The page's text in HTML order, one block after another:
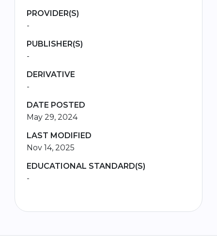
PROVIDER(S)
-
PUBLISHER(S)
-
DERIVATIVE
-
DATE POSTED
May 29, 2024
LAST MODIFIED
Nov 14, 2025
EDUCATIONAL STANDARD(S)
-